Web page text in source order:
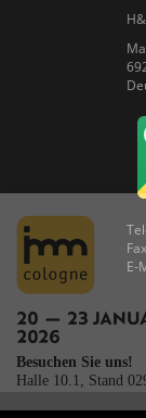
Besuchen Sie uns!
Halle 10.1, Stand
E-